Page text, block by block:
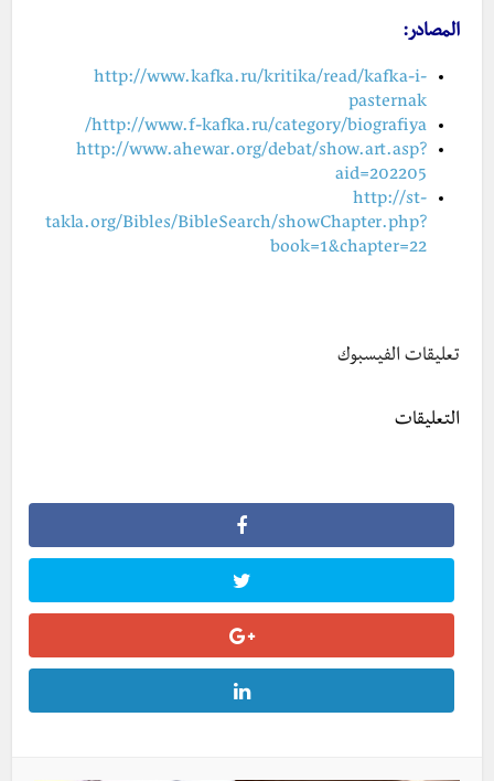
المصادر:
http://www.kafka.ru/kritika/read/kafka-i-
pasternak
http://www.f-kafka.ru/category/biografiya/
http://www.ahewar.org/debat/show.art.asp?
aid=202205
http://st-
takla.org/Bibles/BibleSearch/showChapter.php?
book=1&chapter=22
تعليقات الفيسبوك
التعليقات